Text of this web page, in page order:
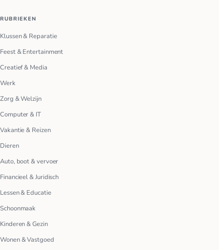
RUBRIEKEN
Klussen & Reparatie
Feest & Entertainment
Creatief & Media
Werk
Zorg & Welzijn
Computer & IT
Vakantie & Reizen
Dieren
Auto, boot & vervoer
Financieel & Juridisch
Lessen & Educatie
Schoonmaak
Kinderen & Gezin
Wonen & Vastgoed